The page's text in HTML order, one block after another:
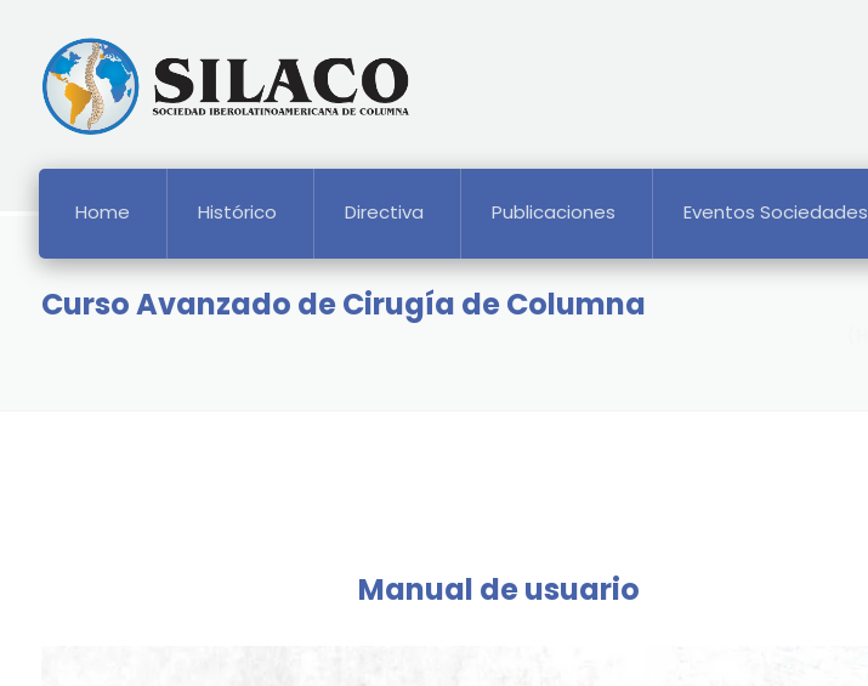
Home Histórico Directiva Publicaciones Eventos Sociedades
Curso Avanzado de Cirugía de Columna
Manual de usuario